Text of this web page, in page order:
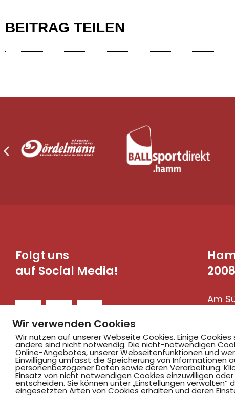
BEITRAG TEILEN
Folgt uns
auf Social Media!
2008
Am
Wir verwenden Cookies
Wir nutzen auf unserer Webseite Cookies. Einige
andere sind nicht notwendig. Die nicht-notwendigen
Online-Angebotes, unserer Webseitenfunktionen und
Einwilligung umfasst die Speicherung von Informationen
personenbezogener Daten sowie deren Verarbeitung.
Einsatz von nicht notwendigen Cookies einzuwilligen
entscheiden. Sie können unter „Einstellungen
eingesetzten Arten von Cookies erhalten und deren